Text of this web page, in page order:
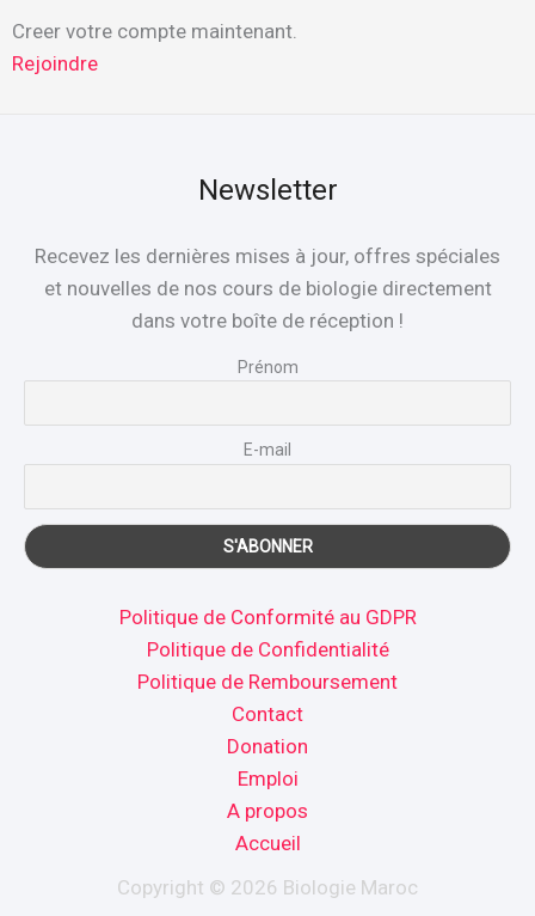
Creer votre compte maintenant.
Rejoindre
Newsletter
Recevez les dernières mises à jour, offres spéciales
et nouvelles de nos cours de biologie directement
dans votre boîte de réception !
Prénom
E-mail
Politique de Conformité au GDPR
Politique de Confidentialité
Politique de Remboursement
Contact
Donation
Emploi
A propos
Accueil
Copyright © 2026 Biologie Maroc